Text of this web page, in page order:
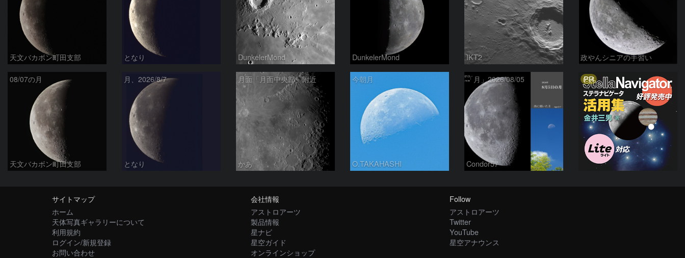
天文バカボン町田支部 となり DunkelerMond DunkelerMond IKT2 政やんシニアの手習い
08/07の月
天文バカボン町田支部
月、2026/8/7
となり
月面「月面中央部」附近
かあ
今朝月
O.TAKAHASHI
「月」2026/08/05
Condor57
PR
サイトマップ
ホーム
天体写真ギャラリーについて
利用規約
ログイン/新規登録
お問い合わせ
会社情報
アストロアーツ
製品情報
星ナビ
星空ガイド
オンラインショップ
Follow
アストロアーツ
Twitter
YouTube
星空アナウンス